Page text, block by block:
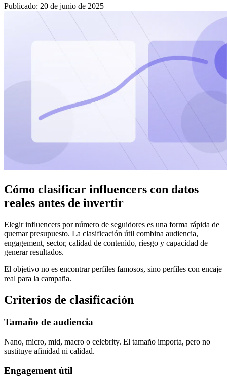
Publicado: 20 de junio de 2025
Cómo clasificar influencers con datos
reales antes de invertir
Elegir influencers por número de seguidores es una forma rápida de
quemar presupuesto. La clasificación útil combina audiencia,
engagement, sector, calidad de contenido, riesgo y capacidad de
generar resultados.
El objetivo no es encontrar perfiles famosos, sino perfiles con encaje
real para la campaña.
Criterios de clasificación
Tamaño de audiencia
Nano, micro, mid, macro o celebrity. El tamaño importa, pero no
sustituye afinidad ni calidad.
Engagement útil